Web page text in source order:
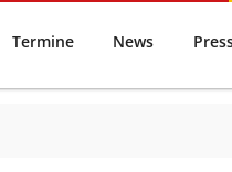
Termine News